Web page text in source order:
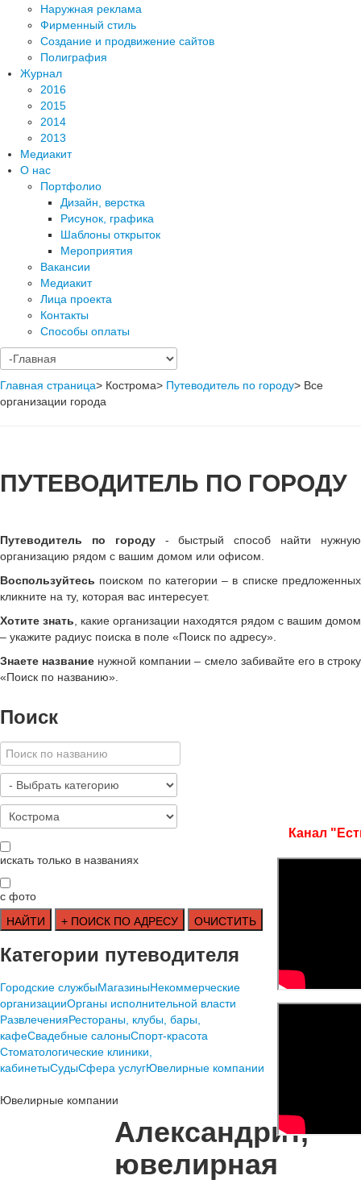
Наружная реклама
Фирменный стиль
Создание и продвижение сайтов
Полиграфия
Журнал
2016
2015
2014
2013
Медиакит
О нас
Портфолио
Дизайн, верстка
Рисунок, графика
Шаблоны открыток
Мероприятия
Вакансии
Медиакит
Лица проекта
Контакты
Способы оплаты
Главная страница> Кострома> Путеводитель по городу> Все
организации города
ПУТЕВОДИТЕЛЬ ПО ГОРОДУ
Путеводитель по городу- быстрый способ найти нужную
организацию рядом с вашим домом или офисом.
Воспользуйтесь поиском по категории – в списке предложенных
кликните на ту, которая вас интересует.
Хотите знать , какие организации находятся рядом с вашим домом
– укажите радиус поиска в поле «Поиск по адресу».
Знаете название нужной компании – смело забивайте его в строку
«Поиск по названию»
Поиск
искать только в названиях
с фото
Категории путеводителя
Городские службыМагазиныНекоммерческие
организацииОрганы исполнительной власти
РазвлеченияРестораны, клубы, бары,
кафеСвадебные салоныСпорт-красота
Стоматологические клиники,
кабинетыСудыСфера услугЮвелирные компании
Ювелирные компании
Александрит,
ювелирная
Канал